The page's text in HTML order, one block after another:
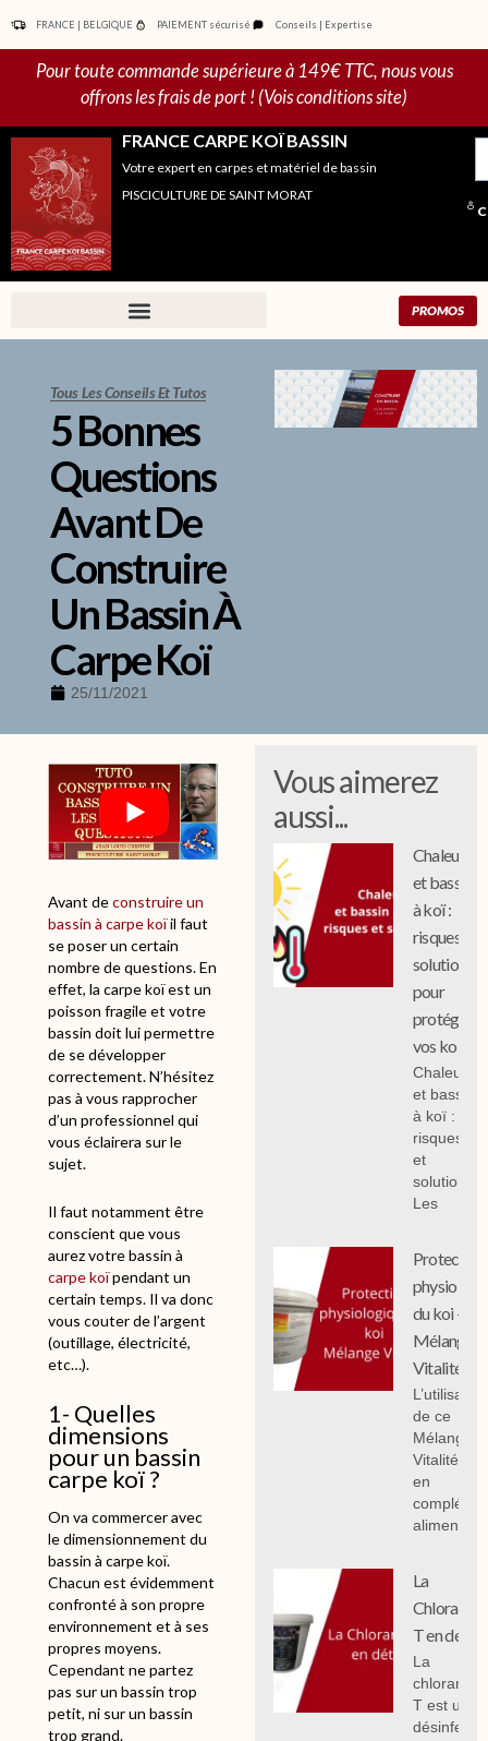
contenu
FRANCE | BELGIQUE PAIEMENT sécurisé Conseils | Expertise
Pour toute commande supérieure à 149€ TTC, nous vous
offrons les frais de port ! (Vois conditions site)
FRANCE CARPE KOÏ BASSIN
Votre expert en carpes et matériel de bassin
PISCICULTURE DE SAINT MORAT
PROMOS
Tous Les Conseils Et Tutos
5 Bonnes
Questions
Avant De
Construire
Un Bassin À
Carpe Koï
25/11/2021
Avant deconstruire un
bassin à carpe koïil faut
se poser un certain
nombre de questions. En
effet, la carpe koï est un
poisson fragile et votre
bassin doit lui permettre
de se développer
correctement. N’hésitez
pas à vous rapprocher
d’un professionnel qui
vous éclairera sur le
sujet.
Il faut notamment être
conscient que vous
aurez votre bassin à
carpe koïpendant un
certain temps. Il va donc
vous couter de l’argent
(outillage, électricité,
etc…).
1- Quelles
dimensions
pour un bassin
carpe koï ?
On va commercer avec
le dimensionnement du
bassin à carpe koï.
Chacun est évidemment
confronté à son propre
environnement et à ses
propres moyens.
Cependant ne partez
pas sur un bassin trop
petit, ni sur un bassin
trop grand.
l
g
e
e
p
r
i
x
:
5
,
0
0
à
4
5
0
0
Vous aimerez
aussi...
Chaleur
et bassin
à koï :
risques et
solutions
pour
protéger
vos koi
Chaleur
et bassin
à koï :
risques
et
solutions;
Les
Protection
du koi -
Mélange
Vitalité
L’utilisation
de ce
Mélange
Vitalité 1
en
alimentaire
La
T en détail
La
chloramine
T est un